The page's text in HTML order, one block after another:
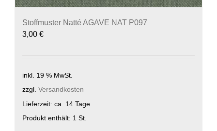
Stoffmuster Natté AGAVE NAT P097
3,00 €
inkl. 19 % MwSt.
zzgl. Versandkosten
Lieferzeit: ca. 14 Tage
Produkt enthält: 1 St.